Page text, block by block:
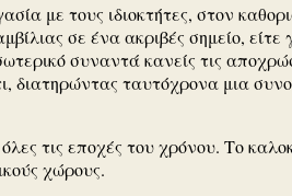
με τους ιδιοκτήτες, στον
σε ένα ακριβές σημείο,
συναντά κανείς τις
ταυτόχρονα μια
τις εποχές του χρόνου. Το
χώρους.